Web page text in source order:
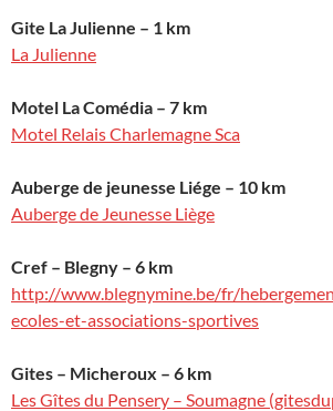
Gite La Julienne – 1 km
La Julienne
Motel La Comédia – 7 km
Motel Relais Charlemagne Sca
Auberge de jeunesse Liége – 10 km
Auberge de Jeunesse Liège
Cref – Blegny – 6 km
http://www.blegnymine.be/fr/
ecoles-et-associations-sportives
Gites – Micheroux – 6 km
Les Gîtes du Pensery – Soumagne